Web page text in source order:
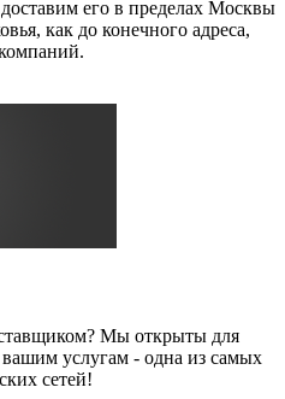
его в пределах Москвы
как до конечного адреса,
Мы открыты для
услугам - одна из самых
сетей!